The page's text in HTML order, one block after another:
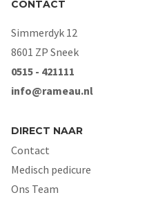
CONTACT
Simmerdyk 12
8601 ZP Sneek
0515 - 421111
info@rameau.nl
DIRECT NAAR
Contact
Medisch pedicure
Ons Team